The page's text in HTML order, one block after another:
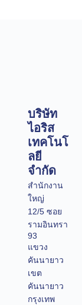
บริษัท
ไอริส
เทคโนโ
ลยี
จำกัด
สำนักงาน
ใหญ่
12/5 ซอย
รามอินทรา
93
แขวง
คันนายาว
เขต
คันนายาว
กรุงเทพ